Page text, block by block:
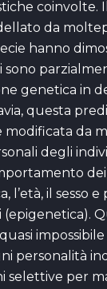
coinvolte.
da
hanno
genetica in
questa
modificata da
degli
l’età, il sesso
personalità
selettive per